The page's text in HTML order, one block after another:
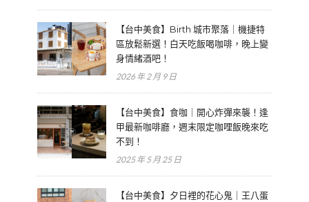
【台中美食】Birth 城市聚落｜機捷特
區放鬆新選！白天吃飯喝咖啡，晚上變
身情緒酒吧！
2026 年 2 月 9 日
【台中美食】食咖｜開心炸彈來襲！逢
甲最新咖啡廳，週末限定咖哩飯晚來吃
不到！
2025 年 5 月 25 日
【台中美食】夕日裡的花心鬼｜王八蛋